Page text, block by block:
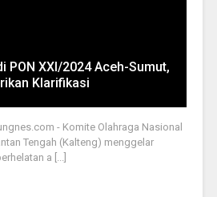
PON XXI/2024 Aceh-Sumut,
Klarifikasi
- Komite Olahraga Nasional
Tengah (Kalteng) menggelar
a [...]